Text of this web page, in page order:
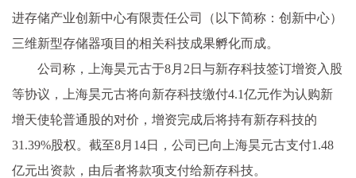
进存储产业创新中心有限责任公司（以下简称：创新中心）
三维新型存储器项目的相关科技成果孵化而成。
公司称，上海昊元古于8月2日与新存科技签订增资入股
等协议，上海昊元古将向新存科技缴付4.1亿元作为认购新
增天使轮普通股的对价，增资完成后将持有新存科技的
31.39%股权。截至8月14日，公司已向上海昊元古支付1.48
亿元出资款，由后者将款项支付给新存科技。